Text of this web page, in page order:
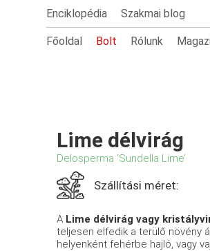
Enciklopédia Szakmai blog
Főoldal Bolt Rólunk
Lime délvirág
Delosperma ’Sundella Lime’
Szállítási méret:
A Lime délvirág vagy
teljesen elfedik a terülő növény
helyenként fehérbe hajló, vagy